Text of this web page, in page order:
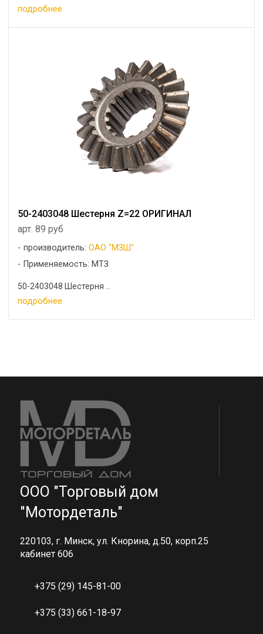
подробнее
50-2403048 Шестерня Z=22 ОРИГИНАЛ
арт. 89 руб
производитель:ОАО "МЗШ"
Применяемость: МТЗ
50-2403048 Шестерня ...
подробнее
ООО "Торговый дом
"Мотордеталь"
220103, г. Минск, ул. Кнорина, д.50, корп.25
кабинет 606
+375 (29) 145-81-00
+375 (33) 661-18-97